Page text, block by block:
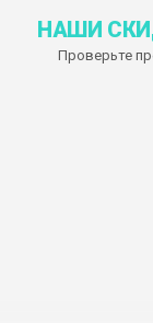
НАШИ
Проверьте